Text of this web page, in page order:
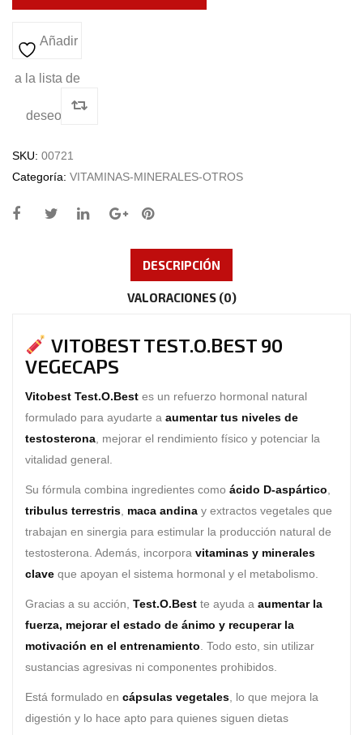
Añadir
a la lista de
deseos
SKU: 00721
Categoría: VITAMINAS-MINERALES-OTROS
DESCRIPCIÓN
VALORACIONES (0)
VITOBEST TEST.O.BEST 90
VEGECAPS
Vitobest Test.O.Best es un refuerzo hormonal natural
formulado para ayudarte a aumentar tus niveles de
testosterona , mejorar el rendimiento físico y potenciar la
vitalidad general.
Su fórmula combina ingredientes como ácido D-aspártico
tribulus terrestris maca andina y extractos vegetales que
trabajan en sinergia para estimular la producción natural de
testosterona. Además, incorpora vitaminas y minerales
clave que apoyan el sistema hormonal y el metabolismo.
Gracias a su acción, Test.O.Best te ayuda a aumentar la
fuerza, mejorar el estado de ánimo y recuperar la
motivación en el entrenamiento . Todo esto, sin utilizar
sustancias agresivas ni componentes prohibidos.
Está formulado en cápsulas vegetales , lo que mejora la
digestión y lo hace apto para quienes siguen dietas